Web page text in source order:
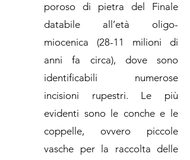
poroso di pietra del Finale
databile all’età oligo-
miocenica (28-11 milioni di
anni fa circa), dove sono
identificabili numerose
incisioni rupestri. Le più
evidenti sono le conche e le
coppelle, ovvero piccole
vasche per la raccolta delle